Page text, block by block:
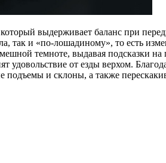
выдерживает баланс при
и «по-лошадиному», то есть
темноте, выдавая подсказки
удовольствие от езды верхом.
подъемы и склоны, а также